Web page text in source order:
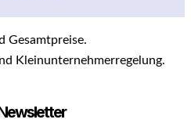
Gesamtpreise.
Kleinunternehmerregelung.